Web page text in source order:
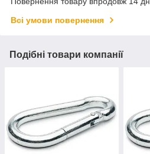
Всі умови повернення
Подібні товари компанії